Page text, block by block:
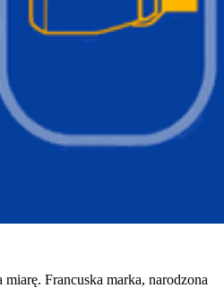
Francuska marka, narodzona